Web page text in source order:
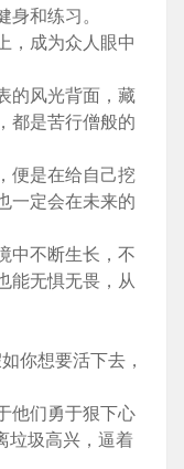
身和练习。
成为众人眼中
风光背面，藏
都是苦行僧般的
是在给自己挖
一定会在未来的
不断生长，不
能无惧无畏，从
你想要活下去，
们勇于狠下心
垃圾高兴，逼着